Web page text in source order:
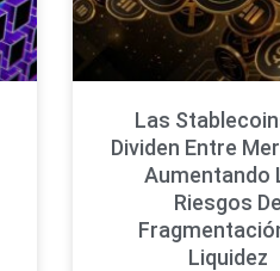
Las
Dividen Entre
Aumentando
Riesgos De
Liquidez